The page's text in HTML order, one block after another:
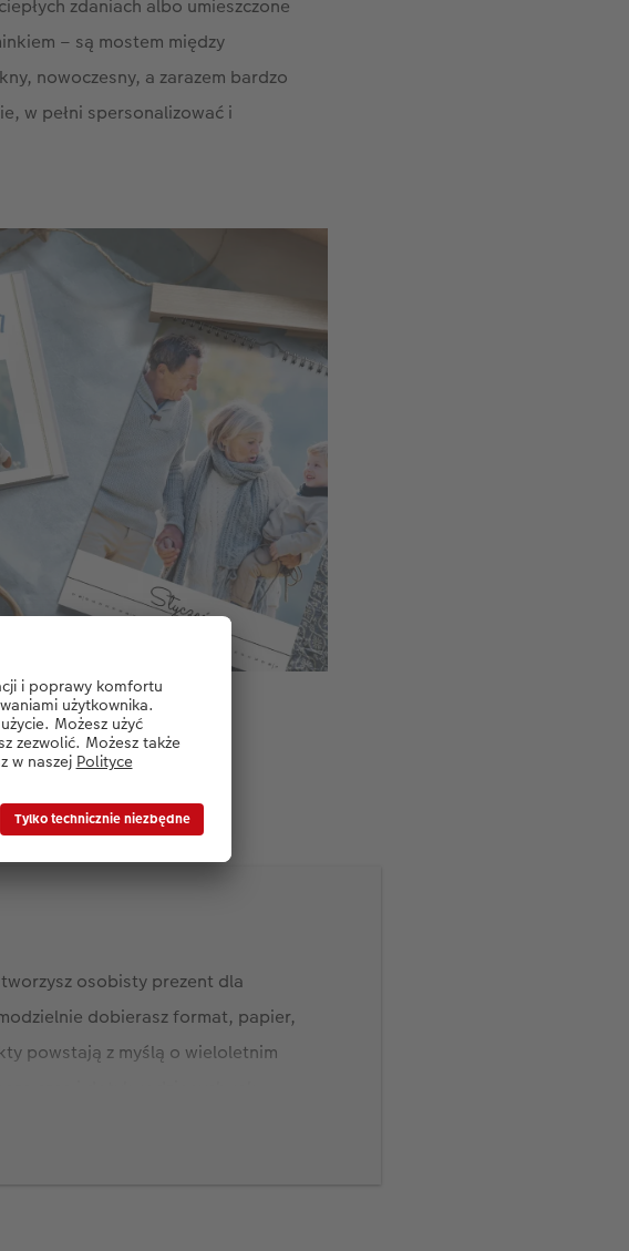
zdaniach albo umieszczone
– są mostem między
nowoczesny, a zarazem bardzo
w pełni spersonalizować i
z serca
osobisty prezent dla
dobierasz format, papier,
powstają z myślą o wieloletnim
dziadka z okazji siedemdziesiątych